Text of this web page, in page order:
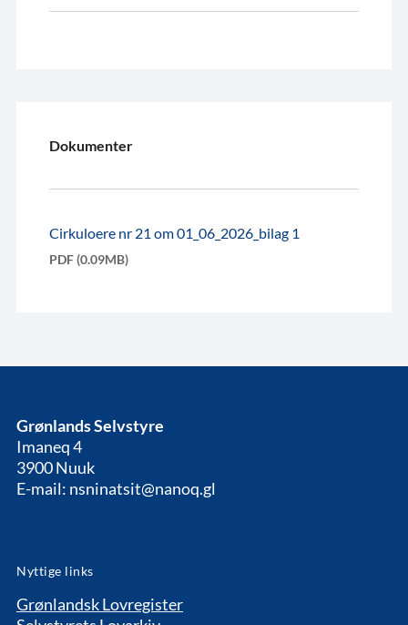
Dokumenter
Cirkuloere nr 21 om 01_06_2026_bilag 1
PDF (0.09MB)
Grønlands Selvstyre
Imaneq 4
3900 Nuuk
E-mail: nsninatsit@nanoq.gl
Nyttige links
Grønlandsk Lovregister